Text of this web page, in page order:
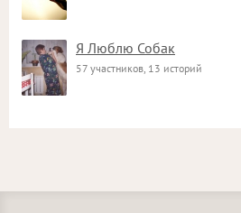
Я Люблю Собак
57 участников, 13 историй